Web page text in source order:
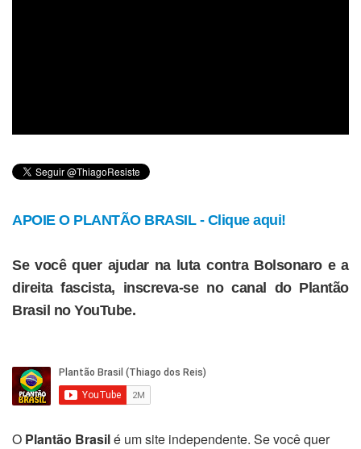
APOIE O PLANTÃO BRASIL - Clique aqui!
Se você quer ajudar na luta contra Bolsonaro e a
direita fascista, inscreva-se no canal do Plantão
Brasil no YouTube.
O Plantão Brasilé um site independente. Se você quer